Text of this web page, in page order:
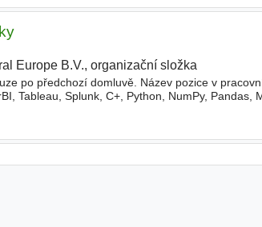
Europe B.V., organizační složka
po předchozí domluvě. Název pozice v
Tableau, Splunk, C+, Python, NumPy, Pandas,